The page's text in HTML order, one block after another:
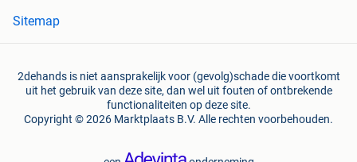
Sitemap
2dehands is niet aansprakelijk voor (gevolg)schade die voortkomt
uit het gebruik van deze site, dan wel uit fouten of ontbrekende
functionaliteiten op deze site.
Copyright © 2026 Marktplaats B.V. Alle rechten voorbehouden.